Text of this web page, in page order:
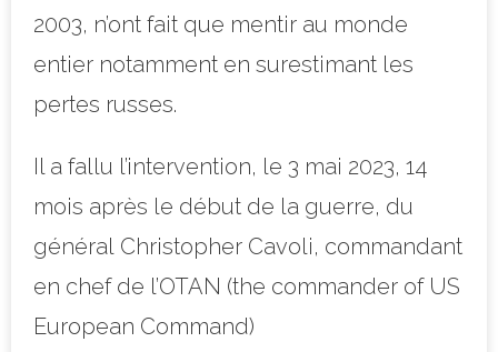
2003, n’ont fait que mentir au monde
entier notamment en surestimant les
pertes russes.
Il a fallu l’intervention, le 3 mai 2023, 14
mois après le début de la guerre, du
général Christopher Cavoli, commandant
en chef de l’OTAN (the commander of US
European Command)